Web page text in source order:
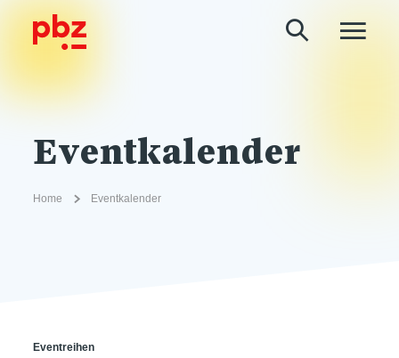
Eventkalender
Home Eventkalender
Eventreihen